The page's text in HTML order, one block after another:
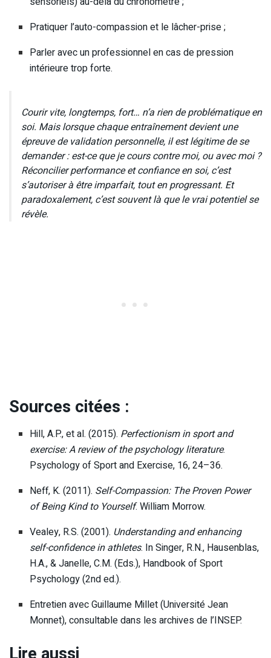
Pratiquer l’auto-compassion et le lâcher-prise ;
Parler avec un professionnel en cas de pression
intérieure trop forte.
Courir vite, longtemps, fort… n’a rien de problématique en
soi. Mais lorsque chaque entraînement devient une
épreuve de validation personnelle, il est légitime de se
demander : est-ce que je cours contre moi, ou avec moi ?
Réconcilier performance et confiance en soi, c’est
s’autoriser à être imparfait, tout en progressant. Et
paradoxalement, c’est souvent là que le vrai potentiel se
révèle.
Sources citées :
Hill, A.P., et al. (2015). Perfectionism in sport and
exercise: A review of the psychology literature.
Psychology of Sport and Exercise, 16, 24–36.
Neff, K. (2011). Self-Compassion: The Proven Power
of Being Kind to Yourself. William Morrow.
Vealey, R.S. (2001). Understanding and enhancing
self-confidence in athletes. In Singer, R.N., Hausenblas,
H.A., & Janelle, C.M. (Eds.), Handbook of Sport
Psychology (2nd ed.).
Entretien avec Guillaume Millet (Université Jean
Monnet), consultable dans les archives de l’INSEP.